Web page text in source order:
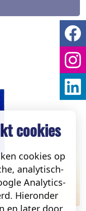
cookies
cookies op
analytisch-
Analytics-
Hieronder
en later door